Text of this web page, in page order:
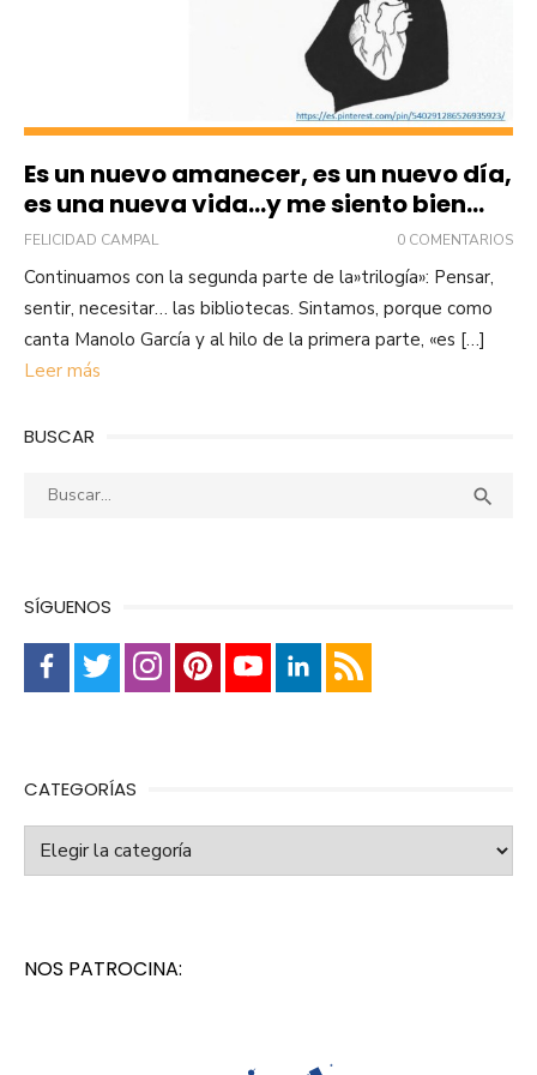
Es un nuevo amanecer, es un nuevo día,
es una nueva vida…y me siento bien…
FELICIDAD CAMPAL 0 COMENTARIOS
Continuamos con la segunda parte de la»trilogía»: Pensar,
sentir, necesitar… las bibliotecas. Sintamos, porque como
canta Manolo García y al hilo de la primera parte, «es […]
Leer más
BUSCAR
Buscar: 
SÍGUENOS
CATEGORÍAS
NOS PATROCINA: